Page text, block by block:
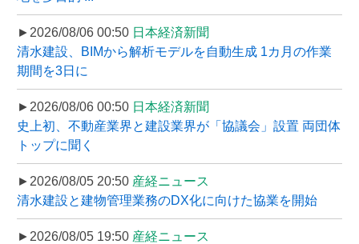
►2026/08/06 00:50 日本経済新聞
清水建設、BIMから解析モデルを自動生成 1カ月の作業
期間を3日に
►2026/08/06 00:50 日本経済新聞
史上初、不動産業界と建設業界が「協議会」設置 両団体
トップに聞く
►2026/08/05 20:50 産経ニュース
清水建設と建物管理業務のDX化に向けた協業を開始
►2026/08/05 19:50 産経ニュース